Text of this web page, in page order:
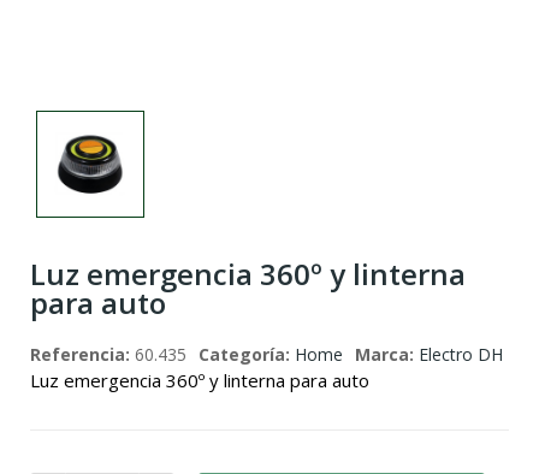
Luz emergencia 360º y linterna
para auto
Referencia: 60.435 Categoría: Home Marca: Electro DH
Luz emergencia 360º y linterna para auto